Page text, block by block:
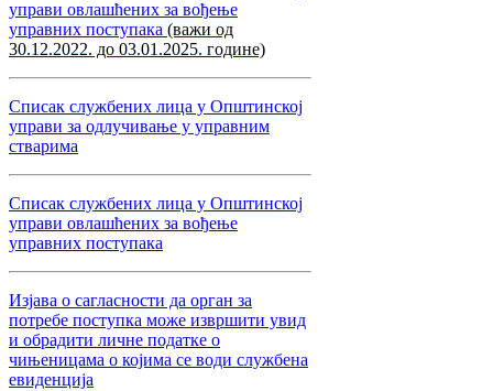
управи овлашћених за вођење
управних поступака (важи од
30.12.2022. до 03.01.2025. године)
Списак службених лица у Општинској
управи за одлучивање у управним
стварима
Списак службених лица у Општинској
управи овлашћених за вођење
управних поступака
Изјава о сагласности да орган за
потребе поступка може извршити увид
и обрадити личне податке о
чињеницама о којима се води службена
евиденција